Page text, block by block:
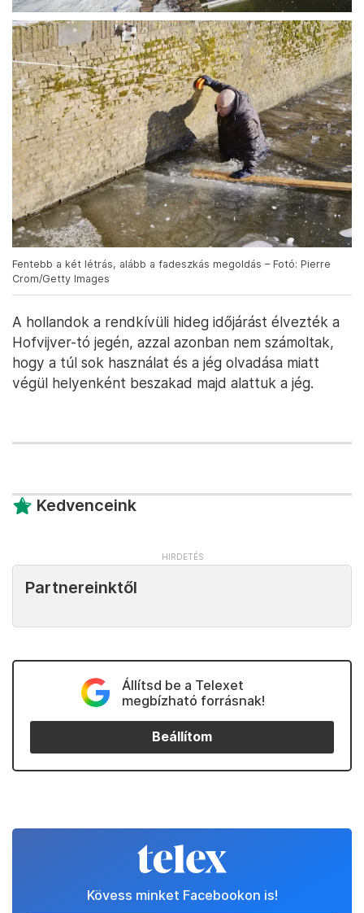
Fentebb a két létrás, alább a fadeszkás megoldás – Fotó: Pierre
Crom/Getty Images
A hollandok a rendkívüli hideg időjárást élvezték a
Hofvijver-tó jegén, azzal azonban nem számoltak,
hogy a túl sok használat és a jég olvadása miatt
végül helyenként beszakad majd alattuk a jég.
Kedvenceink
Partnereinktől
Állítsd be a Telexet
megbízható forrásnak!
Beállítom
Kövess minket Facebookon is!